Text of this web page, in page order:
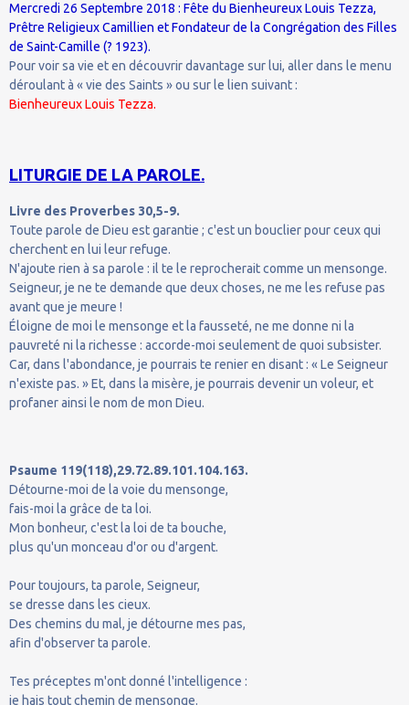
Mercredi 26 Septembre 2018 : Fête du Bienheureux Louis Tezza,
Prêtre Religieux Camillien et Fondateur de la Congrégation des Filles
de Saint-Camille (? 1923).
Pour voir sa vie et en découvrir davantage sur lui, aller dans le menu
déroulant à « vie des Saints » ou sur le lien suivant :
Bienheureux Louis Tezza.
LITURGIE DE LA PAROLE.
Livre des Proverbes 30,5-9.
Toute parole de Dieu est garantie ; c'est un bouclier pour ceux qui
cherchent en lui leur refuge.
N'ajoute rien à sa parole : il te le reprocherait comme un mensonge.
Seigneur, je ne te demande que deux choses, ne me les refuse pas
avant que je meure !
Éloigne de moi le mensonge et la fausseté, ne me donne ni la
pauvreté ni la richesse : accorde-moi seulement de quoi subsister.
Car, dans l'abondance, je pourrais te renier en disant : « Le Seigneur
n'existe pas. » Et, dans la misère, je pourrais devenir un voleur, et
profaner ainsi le nom de mon Dieu.
Psaume 119(118),29.72.89.101.104.163.
Détourne-moi de la voie du mensonge,
fais-moi la grâce de ta loi.
Mon bonheur, c'est la loi de ta bouche,
plus qu'un monceau d'or ou d'argent.
Pour toujours, ta parole, Seigneur,
se dresse dans les cieux.
Des chemins du mal, je détourne mes pas,
afin d'observer ta parole.
Tes préceptes m'ont donné l'intelligence :
je hais tout chemin de mensonge.